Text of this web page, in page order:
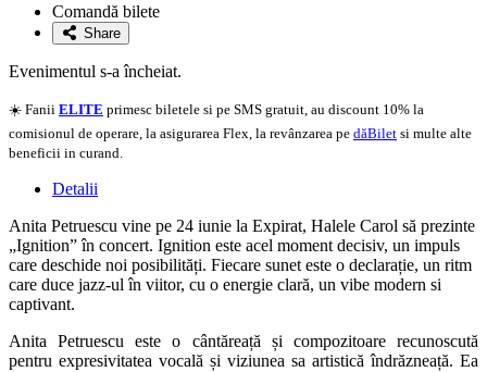
favoriteComandă bilete
Share
Evenimentul s-a încheiat.
☀️ Fanii ELITE primesc biletele si pe SMS gratuit, au discount 10% la
comisionul de operare, la asigurarea Flex, la revânzarea pe dăBilet si multe alte
beneficii in curand.
Detalii
Anita Petruescu vine pe 24 iunie la Expirat, Halele Carol să prezinte
„Ignition” în concert. Ignition este acel moment decisiv, un impuls
care deschide noi posibilități. Fiecare sunet este o declarație, un ritm
care duce jazz-ul în viitor, cu o energie clară, un vibe modern si
captivant.
Anita Petruescu este o cântăreață și compozitoare recunoscută
pentru expresivitatea vocală și viziunea sa artistică îndrăzneață. Ea